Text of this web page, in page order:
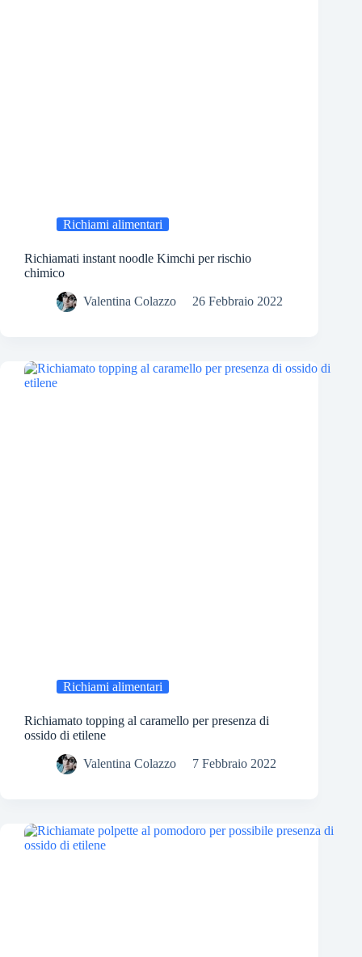
Richiami alimentari
Richiamati instant noodle Kimchi per rischio
chimico
Valentina Colazzo 26 Febbraio 2022
Richiami alimentari
Richiamato topping al caramello per presenza di
ossido di etilene
Valentina Colazzo 7 Febbraio 2022